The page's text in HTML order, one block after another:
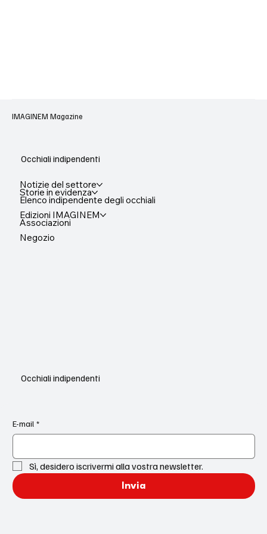
IMAGINEM Magazine
Occhiali indipendenti
Occhiali indipendenti
Notizie del settore
Storie in evidenza
Elenco indipendente degli occhiali
Edizioni IMAGINEM
Associazioni
Negozio
E-mail *
Sì, desidero iscrivermi alla vostra newsletter.
Invia